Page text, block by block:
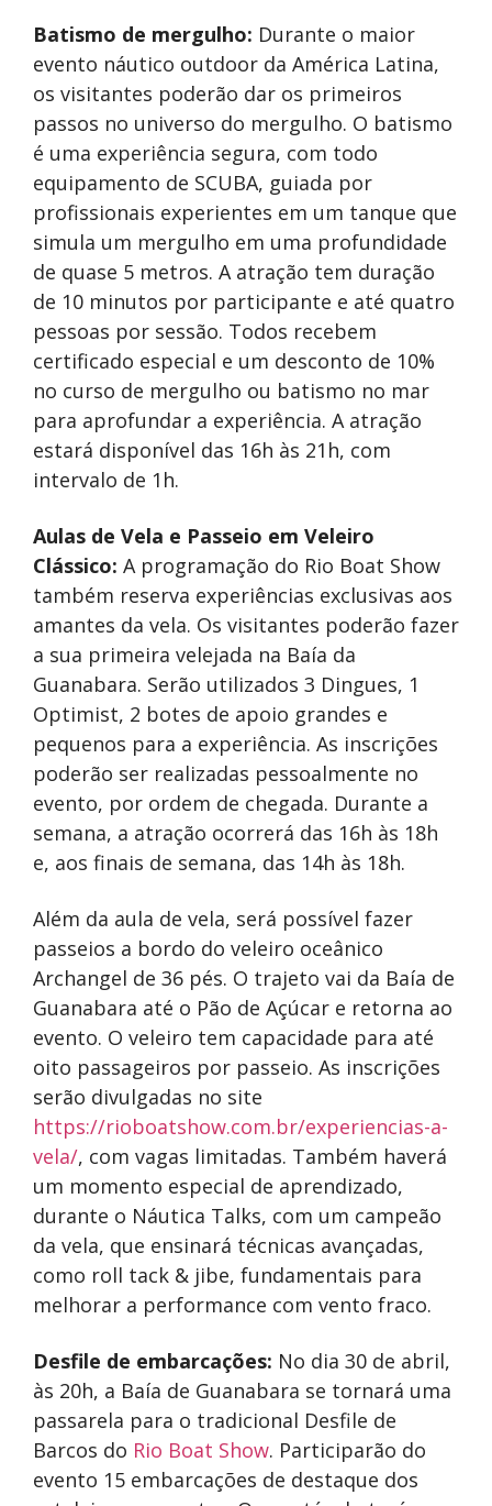
Batismo de mergulho: Durante o maior
evento náutico outdoor da América Latina,
os visitantes poderão dar os primeiros
passos no universo do mergulho. O batismo
é uma experiência segura, com todo
equipamento de SCUBA, guiada por
profissionais experientes em um tanque que
simula um mergulho em uma profundidade
de quase 5 metros. A atração tem duração
de 10 minutos por participante e até quatro
pessoas por sessão. Todos recebem
certificado especial e um desconto de 10%
no curso de mergulho ou batismo no mar
para aprofundar a experiência. A atração
estará disponível das 16h às 21h, com
intervalo de 1h.
Aulas de Vela e Passeio em Veleiro
Clássico: A programação do Rio Boat Show
também reserva experiências exclusivas aos
amantes da vela. Os visitantes poderão fazer
a sua primeira velejada na Baía da
Guanabara. Serão utilizados 3 Dingues, 1
Optimist, 2 botes de apoio grandes e
pequenos para a experiência. As inscrições
poderão ser realizadas pessoalmente no
evento, por ordem de chegada. Durante a
semana, a atração ocorrerá das 16h às 18h
e, aos finais de semana, das 14h às 18h.
Além da aula de vela, será possível fazer
passeios a bordo do veleiro oceânico
Archangel de 36 pés. O trajeto vai da Baía de
Guanabara até o Pão de Açúcar e retorna ao
evento. O veleiro tem capacidade para até
oito passageiros por passeio. As inscrições
serão divulgadas no site
https://rioboatshow.com.br/experiencias-a-
vela/, com vagas limitadas. Também haverá
um momento especial de aprendizado,
durante o Náutica Talks, com um campeão
da vela, que ensinará técnicas avançadas,
como roll tack & jibe, fundamentais para
melhorar a performance com vento fraco.
Desfile de embarcações: No dia 30 de abril,
às 20h, a Baía de Guanabara se tornará uma
passarela para o tradicional Desfile de
Barcos do Rio Boat Show. Participarão do
evento 15 embarcações de destaque dos